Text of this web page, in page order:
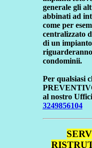
generale gli
abbinati ad
come per
centralizzato
di un
condominii.
Per qualsiasi
al nostro
3249856104